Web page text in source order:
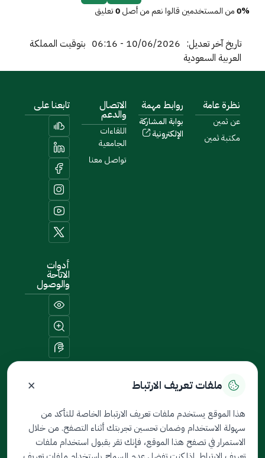
0%من المستخدمين قالوا نعم من أصل0تعليق
تاريخ آخر تعديل: 10/06/2026 - 06:16
بتوقيت المملكة
العربية السعودية
نظرة عامة
عن ثمين
مكتبة ثمين
روابط مهمة
بوابة المشاركة
الإلكترونية
الاتصال
والدعم
اللقاءات
الجامعية
تواصل معنا
تابعنا على
أدوات
الاتاحة
والوصول
خريطة الموقع
جميع الحقوق محفوظة لدى
ثمين © 2026
ملفات تعريف الارتباط ×
هذا الموقع يستخدم ملفات تعريف الارتباط الخاصة للتأكد من
سهولة الاستخدام وضمان تحسين تجربتك أثناء التصفح. من خلال
الاستمرار في تصفح هذا الموقع، فإنك تقر بقبول استخدام ملفات